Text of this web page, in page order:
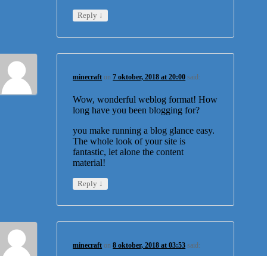
Reply ↓
minecraft on7 oktober, 2018 at 20:00 said:
Wow, wonderful weblog format! How
long have you been blogging for?
you make running a blog glance easy.
The whole look of your site is
fantastic, let alone the content
material!
Reply ↓
minecraft on8 oktober, 2018 at 03:53 said: